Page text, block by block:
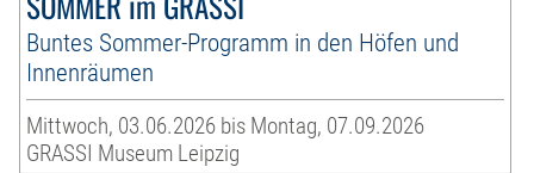
Buntes Sommer-Programm in den Höfen und
Innenräumen
Mittwoch, 03.06.2026 bis Montag, 07.09.2026
GRASSI Museum Leipzig